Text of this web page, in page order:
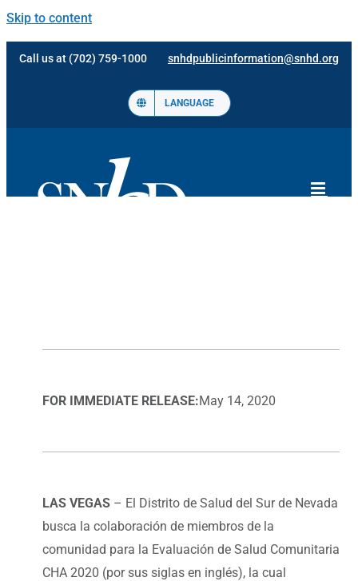
Skip to content
Call us at (702) 759-1000 snhdpublicinformation@snhd.org
LANGUAGE
FOR IMMEDIATE RELEASE:May 14, 2020
LAS VEGAS – El Distrito de Salud del Sur de Nevada
busca la colaboración de miembros de la
comunidad para la Evaluación de Salud Comunitaria
CHA 2020 (por sus siglas en inglés), la cual